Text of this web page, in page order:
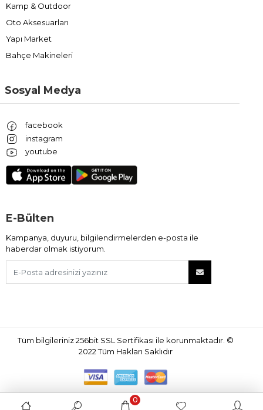
Kamp & Outdoor
Oto Aksesuarları
Yapı Market
Bahçe Makineleri
Sosyal Medya
facebook
instagram
youtube
E-Bülten
Kampanya, duyuru, bilgilendirmelerden e-posta ile
haberdar olmak istiyorum.
Tüm bilgileriniz 256bit SSL Sertifikası ile korunmaktadır. ©
2022Tüm Hakları Saklıdır
0